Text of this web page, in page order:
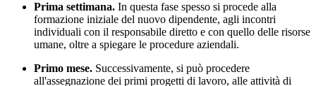
Prima settimana. In questa fase spesso si procede alla
formazione iniziale del nuovo dipendente, agli incontri
individuali con il responsabile diretto e con quello delle risorse
umane, oltre a spiegare le procedure aziendali.
Primo mese. Successivamente, si può procedere
all'assegnazione dei primi progetti di lavoro, alle attività di